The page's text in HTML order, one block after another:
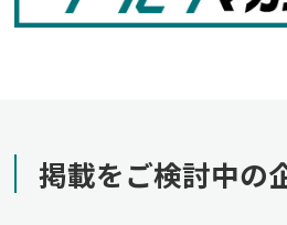
掲載をご検討中の